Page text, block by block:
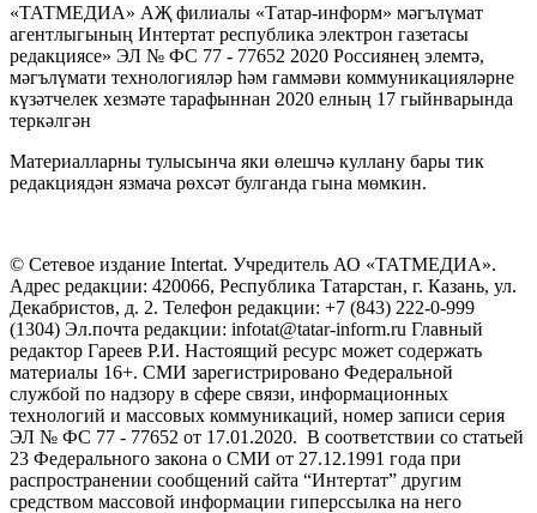
«ТАТМЕДИА» АҖ филиалы «Татар-информ» мәгълүмат
агентлыгының Интертат республика электрон газетасы
редакциясе» ЭЛ № ФС 77 - 77652 2020 Россиянең элемтә,
мәгълүмати технологияләр һәм гаммәви коммуникацияләрне
күзәтчелек хезмәте тарафыннан 2020 елның 17 гыйнварында
теркәлгән
Материалларны тулысынча яки өлешчә куллану бары тик
редакциядән язмача рөхсәт булганда гына мөмкин.
© Сетевое издание Intertat. Учредитель АО «ТАТМЕДИА».
Адрес редакции: 420066, Республика Татарстан, г. Казань, ул.
Декабристов, д. 2. Телефон редакции: +7 (843) 222-0-999
(1304) Эл.почта редакции: infotat@tatar-inform.ru Главный
редактор Гареев Р.И. Настоящий ресурс может содержать
материалы 16+. СМИ зарегистрировано Федеральной
службой по надзору в сфере связи, информационных
технологий и массовых коммуникаций, номер записи серия
ЭЛ № ФС 77 - 77652 от 17.01.2020. В соответствии со статьей
23 Федерального закона о СМИ от 27.12.1991 года при
распространении сообщений сайта “Интертат” другим
средством массовой информации гиперссылка на него